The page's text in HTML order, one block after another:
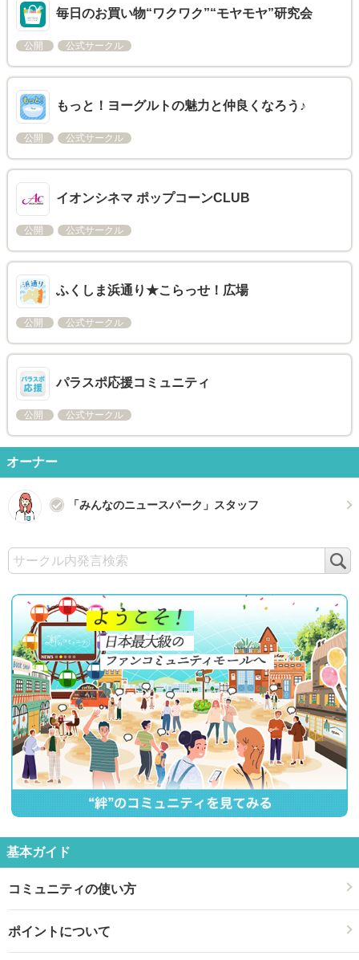
毎日のお買い物“ワクワク”“モヤモヤ”研究会
公開 公式サークル
もっと！ヨーグルトの魅力と仲良くなろう♪
公開 公式サークル
イオンシネマ ポップコーンCLUB
公開 公式サークル
ふくしま浜通り★こらっせ！広場
公開 公式サークル
パラスポ応援コミュニティ
公開 公式サークル
オーナー
「みんなのニュースパーク」スタッフ
基本ガイド
コミュニティの使い方
ポイントについて